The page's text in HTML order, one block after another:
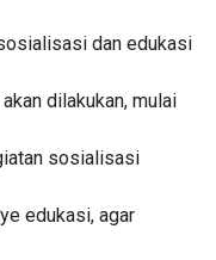
dan edukasi
dilakukan, mulai
sosialisasi
edukasi, agar